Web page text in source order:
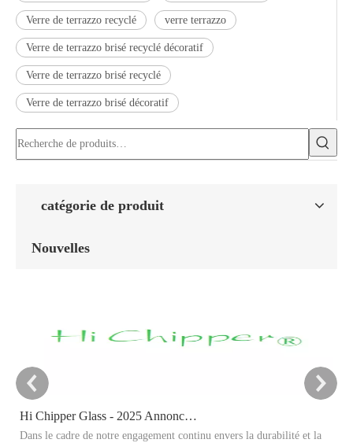
Verre de terrazzo recyclé verre terrazzo
Verre de terrazzo brisé recyclé décoratif
Verre de terrazzo brisé recyclé
Verre de terrazzo brisé décoratif
catégorie de produit
Nouvelles
Hi Chipper Glass - 2025 Annonce cible de réduction du carbone
Dans le cadre de notre engagement continu envers la durabilité et la